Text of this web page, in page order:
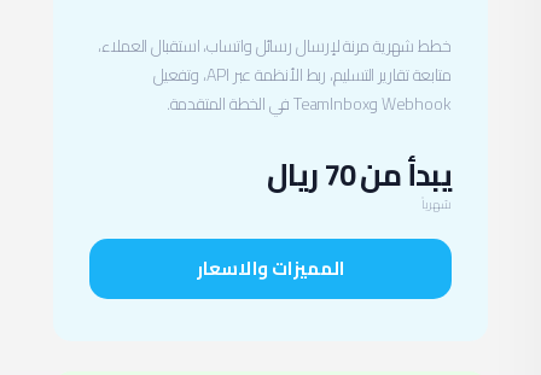
خطط شهرية مرنة لإرسال رسائل واتساب، استقبال العملاء،
متابعة تقارير التسليم، ربط الأنظمة عبر API، وتفعيل
Webhook وTeamInbox في الخطة المتقدمة.
يبدأ من 70 ريال
شهرياً
المميزات والاسعار